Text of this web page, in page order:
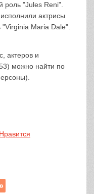
роль "Jules Reni".
актрисы
"Virginia Maria Dale".
актеров и
можно найти по
Нравится